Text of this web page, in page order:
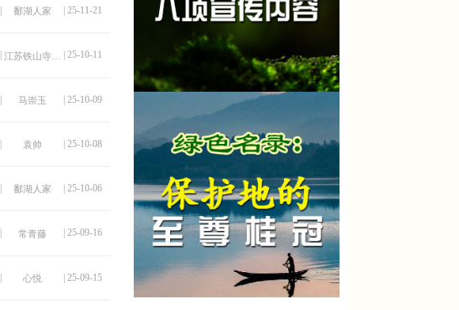
鄱湖人家 | 25-11-21
| 25-10-11
| 马崇玉 | 25-10-09
| 袁帅 | 25-10-08
鄱湖人家 | 25-10-06
常青藤 | 25-09-16
| 心悦 | 25-09-15